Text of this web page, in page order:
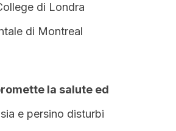
di Londra
di Montreal
la salute ed
e persino disturbi